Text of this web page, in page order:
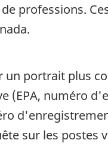
professions.
portrait plus
(EPA, numéro
sur les postes